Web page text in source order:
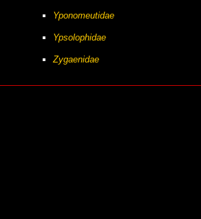
Yponomeutidae
Ypsolophidae
Zygaenidae